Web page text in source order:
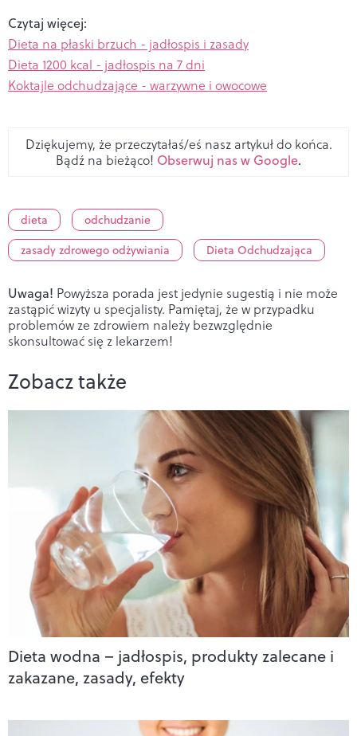
Czytaj więcej:
Dieta na płaski brzuch - jadłospis i zasady
Dieta 1200 kcal - jadłospis na 7 dni
Koktajle odchudzające - warzywne i owocowe
Dziękujemy, że przeczytałaś/eś nasz artykuł do końca.
Bądź na bieżąco! Obserwuj nas w Google.
dieta
odchudzanie
zasady zdrowego odżywiania
Dieta Odchudzająca
Uwaga! Powyższa porada jest jedynie sugestią i nie może
zastąpić wizyty u specjalisty. Pamiętaj, że w przypadku
problemów ze zdrowiem należy bezwzględnie
skonsultować się z lekarzem!
Zobacz także
Dieta wodna – jadłospis, produkty zalecane i
zakazane, zasady, efekty